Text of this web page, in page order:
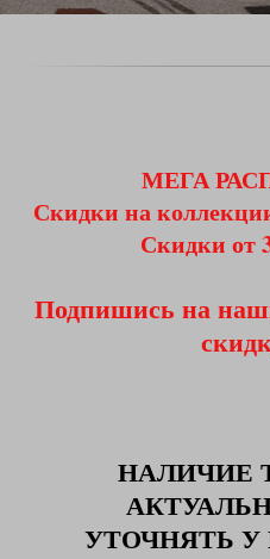
МЕГА
Скидки на
Скидки от
Подпишись на
НАЛИЧИЕ
УТОЧНЯТЬ